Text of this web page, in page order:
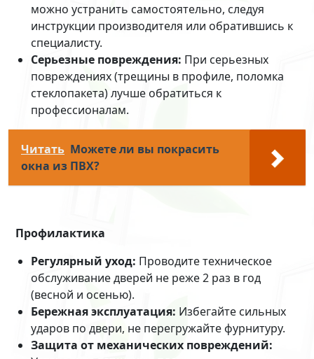
можно устранить самостоятельно, следуя
инструкции производителя или обратившись к
специалисту.
Серьезные повреждения: При серьезных
повреждениях (трещины в профиле, поломка
стеклопакета) лучше обратиться к
профессионалам.
Читать Можете ли вы покрасить
окна из ПВХ?
Профилактика
Регулярный уход: Проводите техническое
обслуживание дверей не реже 2 раз в год
(весной и осенью).
Бережная эксплуатация: Избегайте сильных
ударов по двери, не перегружайте фурнитуру.
Защита от механических повреждений: